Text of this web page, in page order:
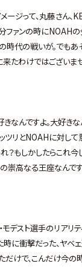
ジって、丸藤さん、
ファンの時にNOAH
時代の戦いが。で
来たわけではございま
なんですよ。大好き
リとNOAHに対し
もしかしたらこれ
崇高なる王座なんです
モデスト選手のリア
に衝撃だった、ヤベ
けで、こんだけ今の